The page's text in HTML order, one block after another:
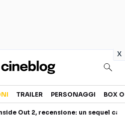
x
TRAILER PERSONAGGI BOX
Out 2, recensione: un sequel